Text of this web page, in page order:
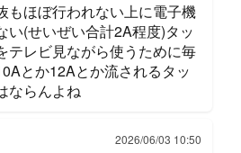
もほぼ行われない上に電子機
い(せいぜい合計2A程度)タッ
テレビ見ながら使うために毎
とか12Aとか流されるタッ
ならんよね
2026/06/03 10:50